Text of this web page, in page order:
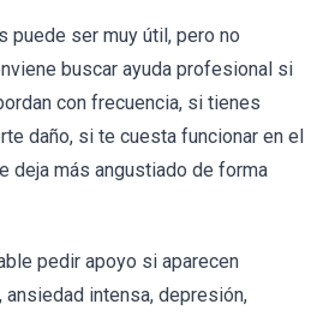
puede ser muy útil, pero no
buscar ayuda profesional si
con frecuencia, si tienes
daño, si te cuesta funcionar en el
deja más angustiado de forma
pedir apoyo si aparecen
intensa, depresión,